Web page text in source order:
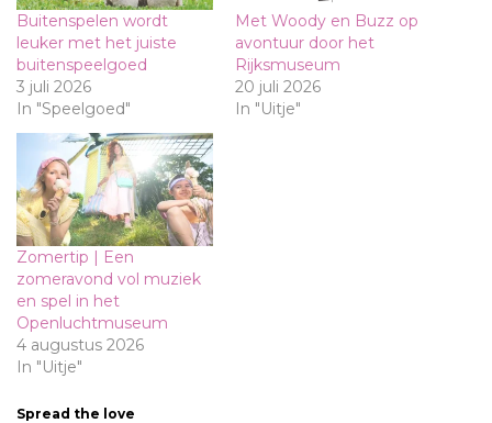
Buitenspelen wordt
leuker met het juiste
buitenspeelgoed
3 juli 2026
In "Speelgoed"
Met Woody en Buzz op
avontuur door het
Rijksmuseum
20 juli 2026
In "Uitje"
Zomertip | Een
zomeravond vol muziek
en spel in het
Openluchtmuseum
4 augustus 2026
In "Uitje"
Spread the love